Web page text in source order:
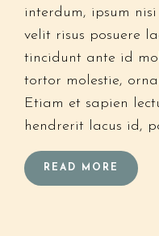
interdum, ipsum
velit risus posuere
tincidunt ante id
tortor molestie,
Etiam et sapien
hendrerit lacus id,
READ MORE